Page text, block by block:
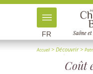
FR
Accueil> Découvrir>
> Coût et financement
Coût